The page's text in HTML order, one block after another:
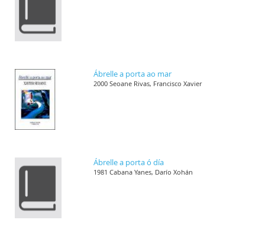
Ábrelle a porta ao mar
2000 Seoane Rivas, Francisco Xavier
Ábrelle a porta ó día
1981 Cabana Yanes, Darío Xohán